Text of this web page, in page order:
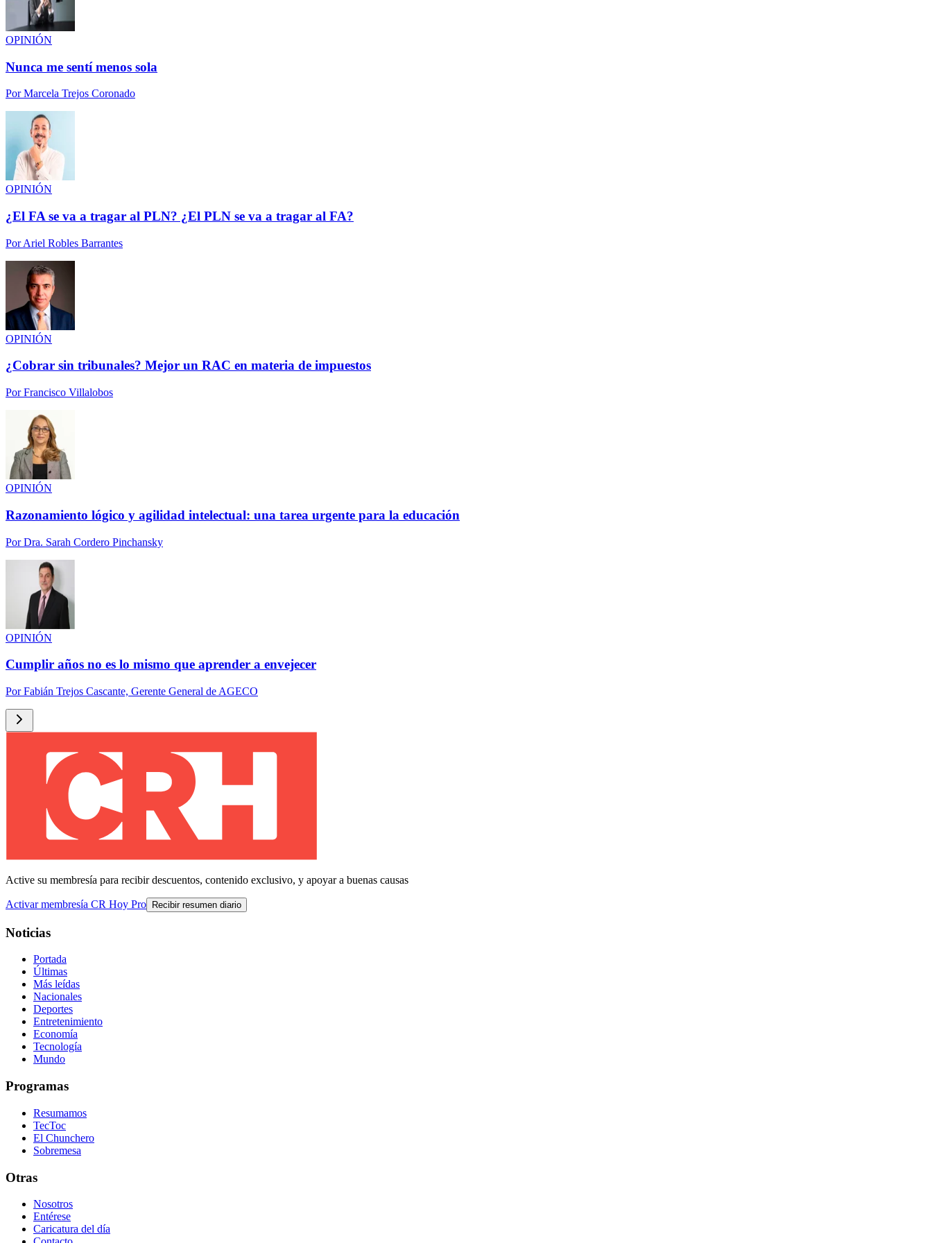
OPINIÓN
Nunca me sentí menos sola
PorMarcela Trejos Coronado
OPINIÓN
¿El FA se va a tragar al PLN? ¿El PLN se va a tragar al FA?
PorAriel Robles Barrantes
OPINIÓN
¿Cobrar sin tribunales? Mejor un RAC en materia de impuestos
PorFrancisco Villalobos
OPINIÓN
Razonamiento lógico y agilidad intelectual: una tarea urgente para la educación
PorDra. Sarah Cordero Pinchansky
OPINIÓN
Cumplir años no es lo mismo que aprender a envejecer
PorFabián Trejos Cascante, Gerente General de AGECO
Active su membresía para recibir descuentos, contenido exclusivo, y apoyar a buenas causas
Activar membresía CR Hoy Pro Recibir resumen diario
Noticias
Portada
Últimas
Más leídas
Nacionales
Deportes
Entretenimiento
Economía
Tecnología
Mundo
Programas
Resumamos
TecToc
El Chunchero
Sobremesa
Otras
Nosotros
Entérese
Caricatura del día